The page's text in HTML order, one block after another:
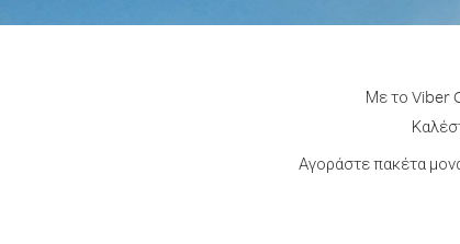
Με το Viber
Αγοράστε πακέτα